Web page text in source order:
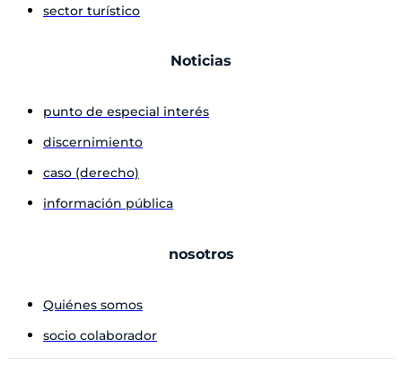
sector turístico
Noticias
punto de especial interés
discernimiento
caso (derecho)
información pública
nosotros
Quiénes somos
socio colaborador